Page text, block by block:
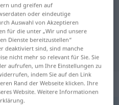
Übersetzung für
und greifen auf
oder eindeutige
Auswahl von Akzeptieren
für die unter „Wir und unsere
Dienste bereitzustellen“
deaktiviert sind, sind manche
nicht mehr so relevant für Sie. Sie
aufrufen, um Ihre Einstellungen zu
indem Sie auf den Link
Rand der Webseite klicken. Ihre
Website. Weitere Informationen